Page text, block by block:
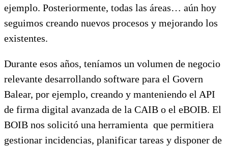
ejemplo. Posteriormente, todas las áreas… aún hoy
seguimos creando nuevos procesos y mejorando los
existentes.
Durante esos años, teníamos un volumen de negocio
relevante desarrollando software para el Govern
Balear, por ejemplo, creando y manteniendo el API
de firma digital avanzada de la CAIB o el eBOIB. El
BOIB nos solicitó una herramienta que permitiera
gestionar incidencias, planificar tareas y disponer de